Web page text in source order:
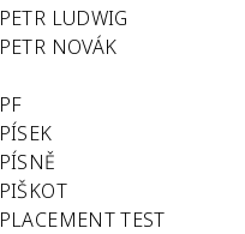
PETR LUDWIG
PETR NOVÁK
PF
PÍSEK
PÍSNĚ
PIŠKOT
PLACEMENT TEST